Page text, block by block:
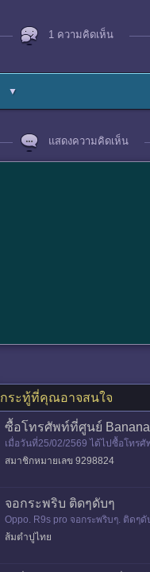
1 ความคิดเห็น
▼
แสดงความคิดเห็น
กระทู้ที่คุณอาจสนใจ
ซื้อโทรศัพท์ที่ศูนย์
เมื่อวันที่25/02/2569 ได้ไปซื้อโทร
ซ่อมมาแล้วและ
สมาชิกหมายเลข 9298824
จอกระพริบ ติดๆดับๆ
Oppo. R9s pro จอกระพริบๆ. ติดๆ
ส้มตำปูไทย